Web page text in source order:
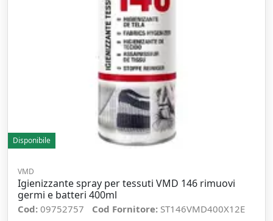
Disponibile
VMD
Igienizzante spray per tessuti VMD 146 rimuovi
germi e batteri 400ml
Cod: 09752757 Cod Fornitore: ST146VMD400X12E